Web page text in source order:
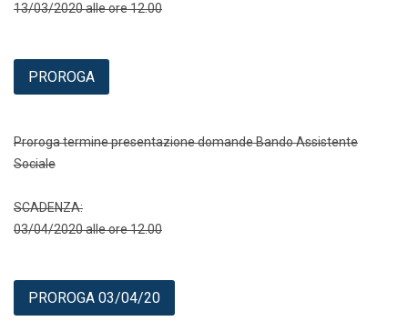
13/03/2020 alle ore 12.00
PROROGA
Proroga termine presentazione domande Bando Assistente
Sociale
SCADENZA:
03/04/2020 alle ore 12.00
PROROGA 03/04/20